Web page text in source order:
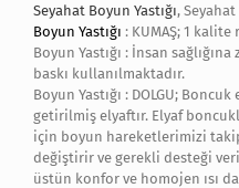
Seyahat Boyun Yastığı, Seyahat
Boyun Yastığı : KUMAŞ; 1
Boyun Yastığı : İnsan
baskı kullanılmaktadır.
Boyun Yastığı : DOLGU;
getirilmiş elyaftır. Elyaf
için boyun hareketlerimizi
değiştirir ve gerekli desteği
üstün konfor ve homojen ısı